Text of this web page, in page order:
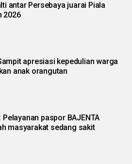
antar Persebaya juarai Piala
2026
apresiasi kepedulian warga
anak orangutan
paspor BAJENTA
masyarakat sedang sakit